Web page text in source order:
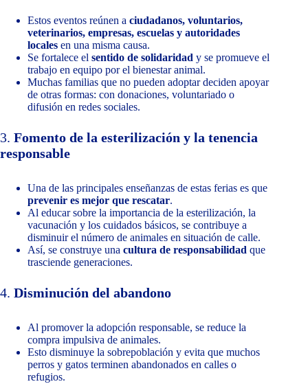
Estos eventos reúnen a ciudadanos, voluntarios,
veterinarios, empresas, escuelas y autoridades
locales en una misma causa.
Se fortalece el sentido de solidaridad y se promueve el
trabajo en equipo por el bienestar animal.
Muchas familias que no pueden adoptar deciden apoyar
de otras formas: con donaciones, voluntariado o
difusión en redes sociales.
3. Fomento de la esterilización y la tenencia
responsable
Una de las principales enseñanzas de estas ferias es que
prevenir es mejor que rescatar.
Al educar sobre la importancia de la esterilización, la
vacunación y los cuidados básicos, se contribuye a
disminuir el número de animales en situación de calle.
Así, se construye una cultura de responsabilidad que
trasciende generaciones.
4. Disminución del abandono
Al promover la adopción responsable, se reduce la
compra impulsiva de animales.
Esto disminuye la sobrepoblación y evita que muchos
perros y gatos terminen abandonados en calles o
refugios.